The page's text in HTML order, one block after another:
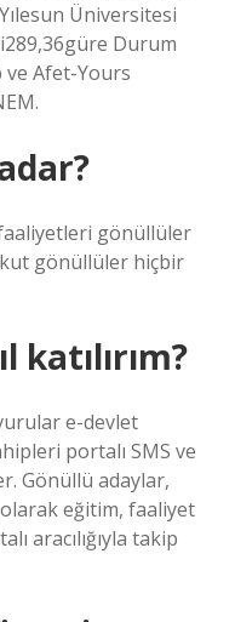
Üniversitesi
Durum
Afet-Yours
gönüllüler
gönüllüler hiçbir
katılırım?
e-devlet
portalı SMS ve
Gönüllü adaylar,
eğitim, faaliyet
aracılığıyla takip